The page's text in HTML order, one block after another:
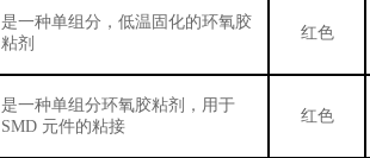
是一种单组分，低温固化的环氧胶
粘剂
红色
是一种单组分环氧胶粘剂，用于
SMD 元件的粘接
红色